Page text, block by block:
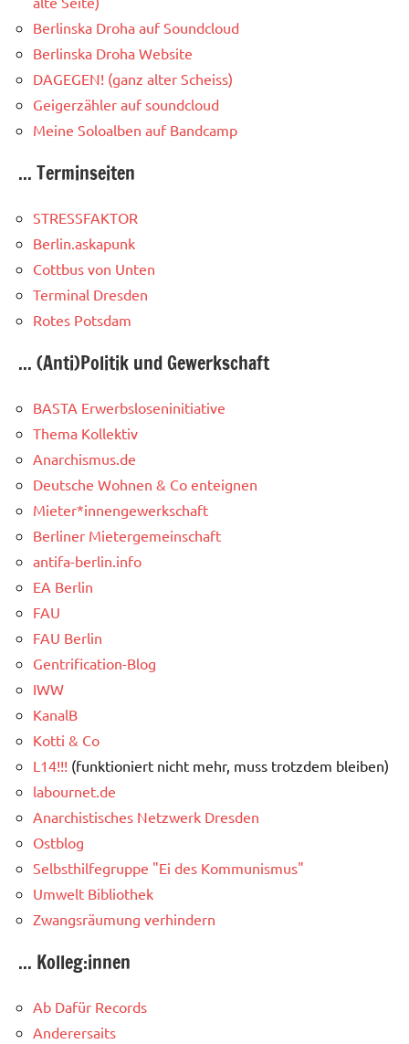
Berlinska Droha auf Soundcloud
Berlinska Droha Website
DAGEGEN! (ganz alter Scheiss)
Geigerzähler auf soundcloud
Meine Soloalben auf Bandcamp
... Terminseiten
STRESSFAKTOR
Berlin.askapunk
Cottbus von Unten
Terminal Dresden
Rotes Potsdam
... (Anti)Politik und Gewerkschaft
BASTA Erwerbsloseninitiative
Thema Kollektiv
Anarchismus.de
Deutsche Wohnen & Co enteignen
Mieter*innengewerkschaft
Berliner Mietergemeinschaft
antifa-berlin.info
EA Berlin
FAU
FAU Berlin
Gentrification-Blog
IWW
KanalB
Kotti & Co
L14!!! (funktioniert nicht mehr, muss trotzdem bleiben)
labournet.de
Anarchistisches Netzwerk Dresden
Ostblog
Selbsthilfegruppe "Ei des Kommunismus"
Umwelt Bibliothek
Zwangsräumung verhindern
... Kolleg:innen
Ab Dafür Records
Anderersaits